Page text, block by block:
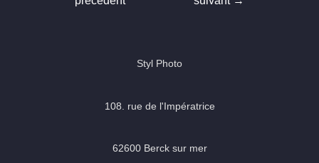
Styl Photo
108. rue de l'Impératrice
62600 Berck sur mer